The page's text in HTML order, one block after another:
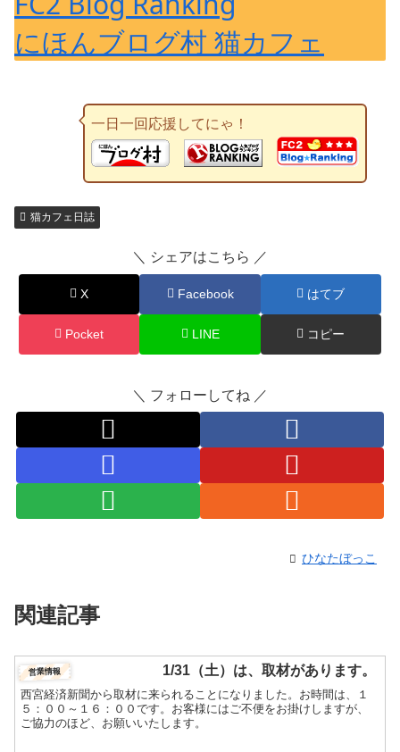
にほんブログ村 猫カフェ
一日一回応援してにゃ！
猫カフェ日誌
＼ シェアはこちら ／
X Facebook はてブ
Pocket LINE コピー
＼ フォローしてね ／
ひなたぼっこ
関連記事
営業情報 1/31（土）は、取材があります。
西宮経済新聞から取材に来られることになりました。お時間は、１
５：００～１６：００です。お客様にはご不便をお掛けしますが、
ご協力のほど、お願いいたします。